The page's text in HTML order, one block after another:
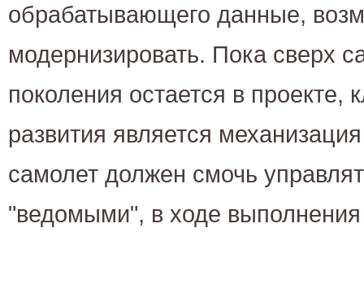
обрабатывающего данные,
модернизировать. Пока сверх
поколения остается в
развития является
самолет должен смочь
"ведомыми", в ходе выполнения